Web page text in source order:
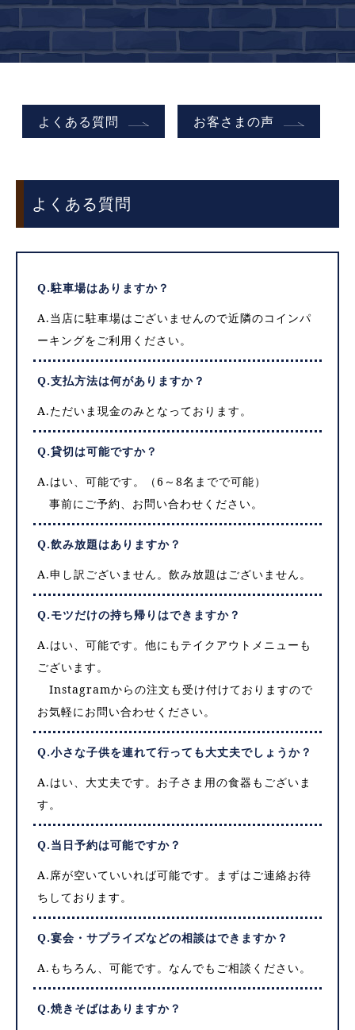
よくある質問 お客さまの声
よくある質問
Q.駐車場はありますか？
A.当店に駐車場はございませんので近隣のコインパ
ーキングをご利用ください。
Q.支払方法は何がありますか？
A.ただいま現金のみとなっております。
Q.貸切は可能ですか？
A.はい、可能です。（6～8名までで可能）
事前にご予約、お問い合わせください。
Q.飲み放題はありますか？
A.申し訳ございません。飲み放題はございません。
Q.モツだけの持ち帰りはできますか？
A.はい、可能です。他にもテイクアウトメニューも
ございます。
Instagramからの注文も受け付けておりますので
お気軽にお問い合わせください。
Q.小さな子供を連れて行っても大丈夫でしょうか？
A.はい、大丈夫です。お子さま用の食器もございま
す。
Q.当日予約は可能ですか？
A.席が空いていいれば可能です。まずはご連絡お待
ちしております。
Q.宴会・サプライズなどの相談はできますか？
A.もちろん、可能です。なんでもご相談ください。
Q.焼きそばはありますか？